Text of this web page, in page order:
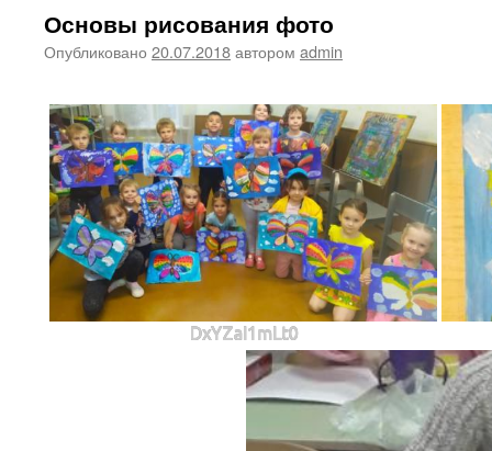
Основы рисования фото
Опубликовано 20.07.2018автором admin
DxYZaI1mLt0